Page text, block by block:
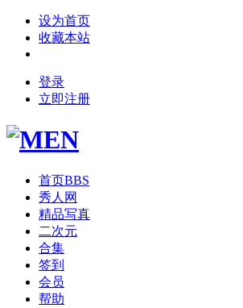
设为首页
收藏本站
登录
立即注册
首页BBS
秀人网
精品写真
二次元
合集
签到
会员
帮助